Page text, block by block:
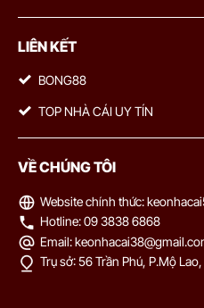
LIÊN KẾT
BONG88
TOP NHÀ CÁI UY TÍN
VỀ CHÚNG TÔI
Website chính thức:
Hotline: 09 3838 6868
Email:
Trụ sở: 56 Trần Phú, P.Mộ